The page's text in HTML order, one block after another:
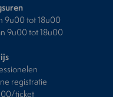
9u00 tot 18u00
9u00 tot 18u00
registratie
ticket